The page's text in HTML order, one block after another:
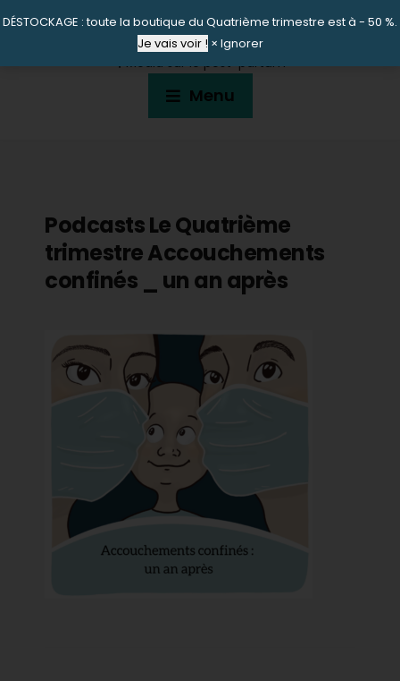
DÉSTOCKAGE : toute la boutique du Quatrième trimestre est à - 50 %.
Je vais voir ! × Ignorer
LE QUATRIÈME TRIMESTRE
🎙 Média sur le post-partum
Menu
Podcasts Le Quatrième
trimestre Accouchements
confinés _ un an après